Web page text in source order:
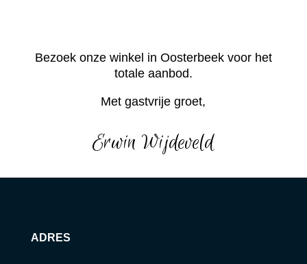
Bezoek onze winkel in Oosterbeek voor het
totale aanbod.
Met gastvrije groet,
Erwin Wijdeveld
ADRES